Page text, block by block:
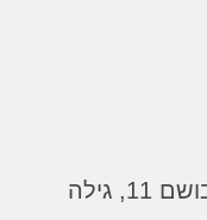
ההנהלה הארצית: רחוב הבושם 11, גילה